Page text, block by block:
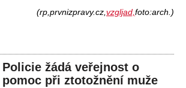
(rp,prvnizpravy.cz, vzgljad, foto:arch.)
Policie žádá veřejnost o
pomoc při ztotožnění muže